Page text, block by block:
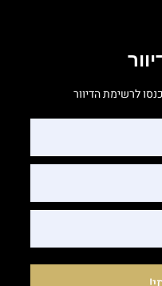
לרשימת הדיוור